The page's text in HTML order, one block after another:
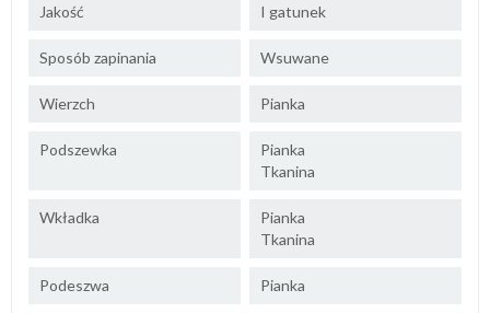
Jakość I gatunek
Sposób zapinania Wsuwane
Wierzch Pianka
Podszewka
Pianka
Tkanina
Wkładka
Pianka
Tkanina
Podeszwa Pianka